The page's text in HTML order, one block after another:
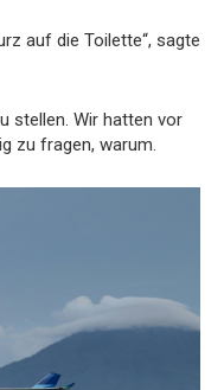
auf die Toilette“, sagte
stellen. Wir hatten vor
zu fragen, warum.